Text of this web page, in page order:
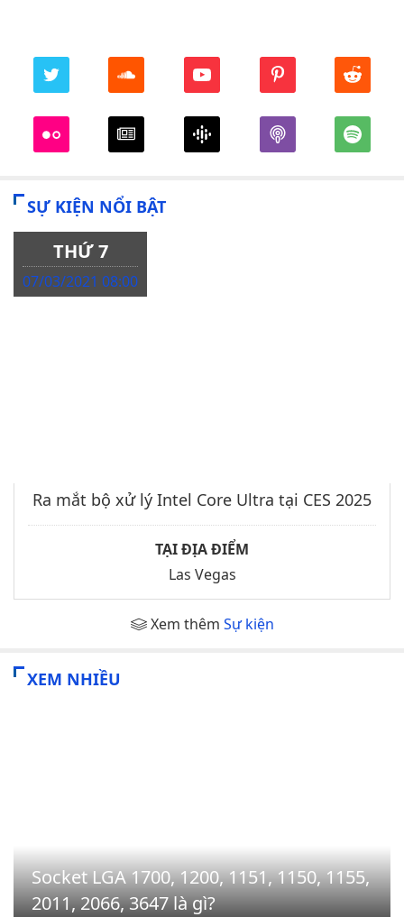
SỰ KIỆN NỔI BẬT
THỨ 7
07/03/2021 08:00
Ra mắt bộ xử lý Intel Core Ultra tại CES 2025
TẠI ĐỊA ĐIỂM
Las Vegas
Xem thêm Sự kiện
XEM NHIỀU
Socket LGA 1700, 1200, 1151, 1150, 1155,
2011, 2066, 3647 là gì?